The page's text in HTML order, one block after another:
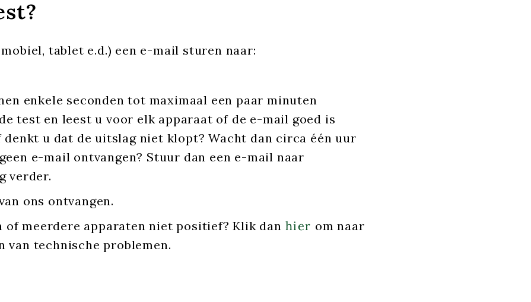
tablet e.d.) een e-mail sturen naar:
enkele seconden tot maximaal een paar minuten
test en leest u voor elk apparaat of de e-mail goed is
u dat de uitslag niet klopt? Wacht dan circa één uur
e-mail ontvangen? Stuur dan een e-mail naar
verder.
ons ontvangen.
meerdere apparaten niet positief? Klik dan hier om naar
van technische problemen.